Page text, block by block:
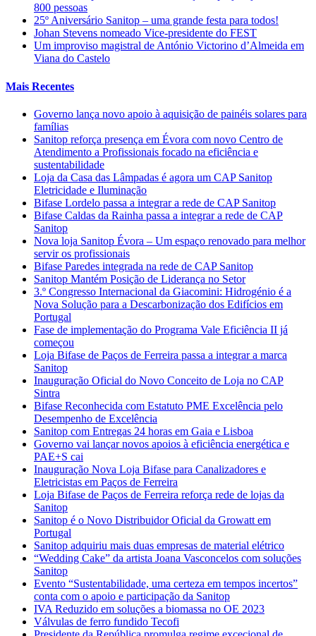
800 pessoas
25º Aniversário Sanitop – uma grande festa para todos!
Johan Stevens nomeado Vice-presidente do FEST
Um improviso magistral de António Victorino d’Almeida em
Viana do Castelo
Mais Recentes
Governo lança novo apoio à aquisição de painéis solares para
famílias
Sanitop reforça presença em Évora com novo Centro de
Atendimento a Profissionais focado na eficiência e
sustentabilidade
Loja da Casa das Lâmpadas é agora um CAP Sanitop
Eletricidade e Iluminação
Bifase Lordelo passa a integrar a rede de CAP Sanitop
Bifase Caldas da Rainha passa a integrar a rede de CAP
Sanitop
Nova loja Sanitop Évora – Um espaço renovado para melhor
servir os profissionais
Bifase Paredes integrada na rede de CAP Sanitop
Sanitop Mantém Posição de Liderança no Setor
3.º Congresso Internacional da Giacomini: Hidrogénio é a
Nova Solução para a Descarbonização dos Edifícios em
Portugal
Fase de implementação do Programa Vale Eficiência II já
começou
Loja Bifase de Paços de Ferreira passa a integrar a marca
Sanitop
Inauguração Oficial do Novo Conceito de Loja no CAP
Sintra
Bifase Reconhecida com Estatuto PME Excelência pelo
Desempenho de Excelência
Sanitop com Entregas 24 horas em Gaia e Lisboa
Governo vai lançar novos apoios à eficiência energética e
PAE+S cai
Inauguração Nova Loja Bifase para Canalizadores e
Eletricistas em Paços de Ferreira
Loja Bifase de Paços de Ferreira reforça rede de lojas da
Sanitop
Sanitop é o Novo Distribuidor Oficial da Growatt em
Portugal
Sanitop adquiriu mais duas empresas de material elétrico
“Wedding Cake” da artista Joana Vasconcelos com soluções
Sanitop
Evento “Sustentabilidade, uma certeza em tempos incertos”
conta com o apoio e participação da Sanitop
IVA Reduzido em soluções a biomassa no OE 2023
Válvulas de ferro fundido Tecofi